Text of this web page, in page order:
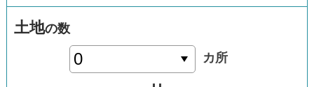
土地の数
カ所